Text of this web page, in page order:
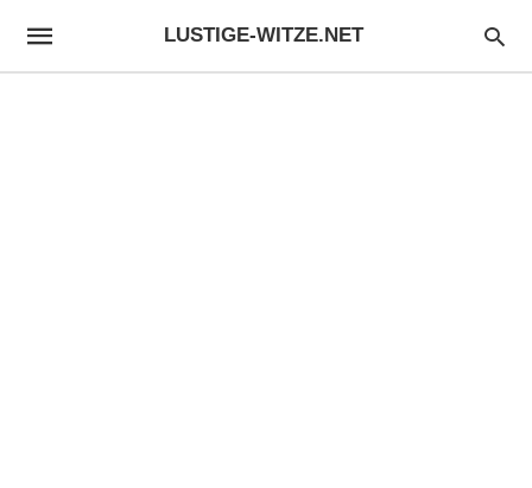
LUSTIGE-WITZE.NET